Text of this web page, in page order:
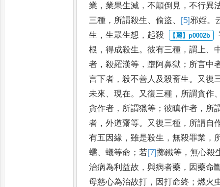
業 ，業果生滅 ，不顛倒見 ，不行異
三種 ， 所謂殺生 、偷盜、 [5]邪婬。
生 ，生眾生想 ， 起殺
根 ，得成殺生 。彼有三種 ，謂上 、
者 ，殺羅漢等 ，墮阿鼻獄 ； 所言中
言下者 ，殺不善人及殺畜生 。
又復
未來、現在。 又復三種 ， 所謂貪作
貪作者 ， 所謂獵等 ；彼瞋作者 ， 所
者 ，外道齋等。 又復三種 ， 所謂自
有五因緣 ，雖是殺生 ，無殺罪業 ，
蠕、蟻等命 ； 若[7]擲鐵等 ，無心殺
治病為利益故 ，與病者藥 ， 因藥命
母慈心為治故打 ， 因打命終 ；燃火